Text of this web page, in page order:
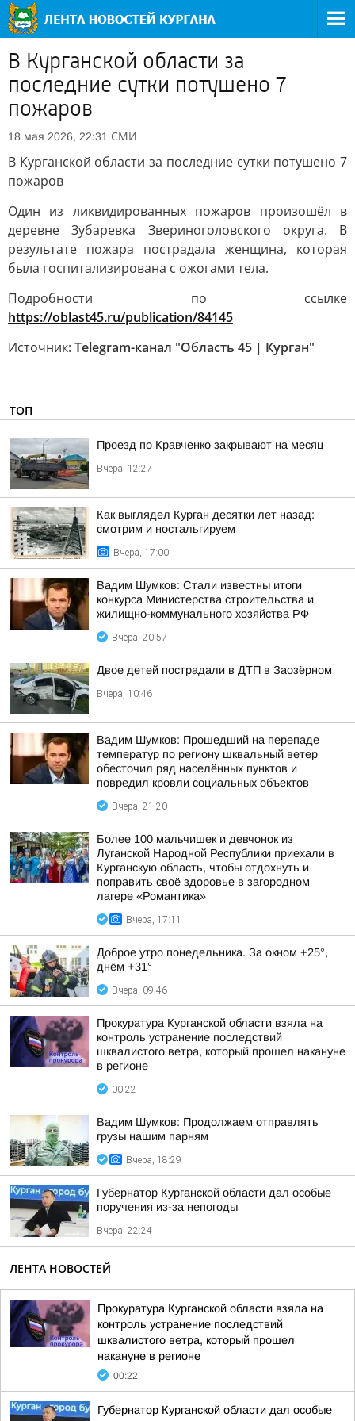
В Курганской области за
последние сутки потушено 7
пожаров
18 мая 2026, 22:31 СМИ
В Курганской области за последние сутки потушено 7
пожаров
Один из ликвидированных пожаров произошёл в
деревне Зубаревка Звериноголовского округа. В
результате пожара пострадала женщина, которая
была госпитализирована с ожогами тела.
Подробности по ссылке
https://oblast45.ru/publication/84145
Источник: Telegram-канал "Область 45 | Курган"
ТОП
Проезд по Кравченко закрывают на месяц
Вчера, 12:27
Как выглядел Курган десятки лет назад:
смотрим и ностальгируем
Вчера, 17:00
Вадим Шумков: Стали известны итоги
конкурса Министерства строительства и
жилищно-коммунального хозяйства РФ
Вчера, 20:57
Двое детей пострадали в ДТП в Заозёрном
Вчера, 10:46
Вадим Шумков: Прошедший на перепаде
температур по региону шквальный ветер
обесточил ряд населённых пунктов и
повредил кровли социальных объектов
Вчера, 21:20
Более 100 мальчишек и девчонок из
Луганской Народной Республики приехали в
Курганскую область, чтобы отдохнуть и
поправить своё здоровье в загородном
лагере «Романтика»
Вчера, 17:11
Доброе утро понедельника. За окном +25°,
днём +31°
Вчера, 09:46
Прокуратура Курганской области взяла на
контроль устранение последствий
шквалистого ветра, который прошел накануне
в регионе
00:22
Вадим Шумков: Продолжаем отправлять
грузы нашим парням
Вчера, 18:29
Губернатор Курганской области дал особые
поручения из-за непогоды
Вчера, 22:24
ЛЕНТА НОВОСТЕЙ
Прокуратура Курганской области взяла на
контроль устранение последствий
шквалистого ветра, который прошел
накануне в регионе
00:22
Губернатор Курганской области дал особые